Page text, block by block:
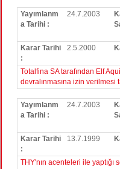
Yayımlanm
a Tarihi :
24.7.2003
Karar Tarihi
:
2.5.2000
Totalfina SA tarafından Elf
devralınmasına izin verilmesi
Yayımlanm
a Tarihi :
24.7.2003
Karar Tarihi
:
13.7.1999
THY'nın acenteleri ile